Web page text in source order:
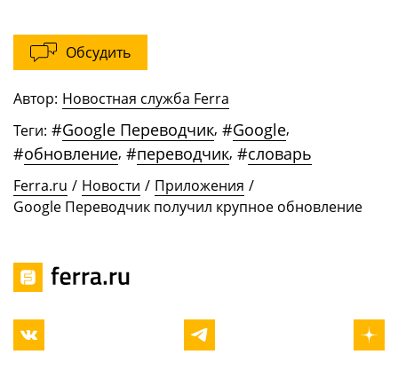
Обсудить
Автор: Новостная служба Ferra
Теги: #Google Переводчик, #Google,
#обновление, #переводчик, #словарь
Ferra.ru / Новости / Приложения /
Google Переводчик получил крупное обновление